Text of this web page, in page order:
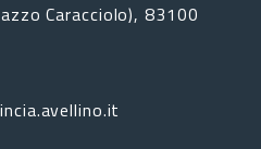
Caracciolo), 83100